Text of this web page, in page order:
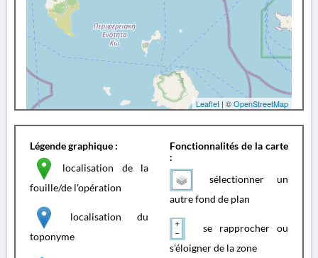
Leaflet | ©OpenStreetMap
Légende graphique :
localisation de la
fouille/de l'opération
localisation du
toponyme
Fonctionnalités de la carte
:
sélectionner un
autre fond de plan
se rapprocher ou
s'éloigner de la zone